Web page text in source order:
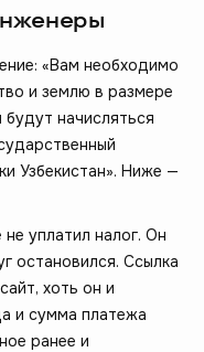
«Вам необходимо
и землю в размере
начисляться
Узбекистан». Ниже —
уплатил налог. Он
остановился. Ссылка
хоть он и
и сумма платежа
ранее и